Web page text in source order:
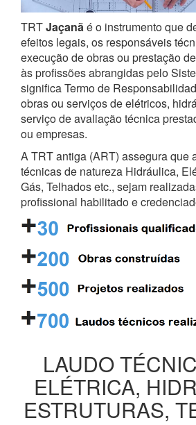
TRTJaçanãé o instrumento que
efeitos legais, os responsáveis
execução de obras ou prestação
às profissões abrangidas pelo
significa Termo de
obras ou serviços de elétricos,
serviço de avaliação técnica
ou empresas.
A TRT antiga (ART) assegura que
técnicas de natureza Hidráulica,
Gás, Telhados etc., sejam
profissional habilitado e
LAUDO
ELÉTRICA,
ESTRUTURAS,